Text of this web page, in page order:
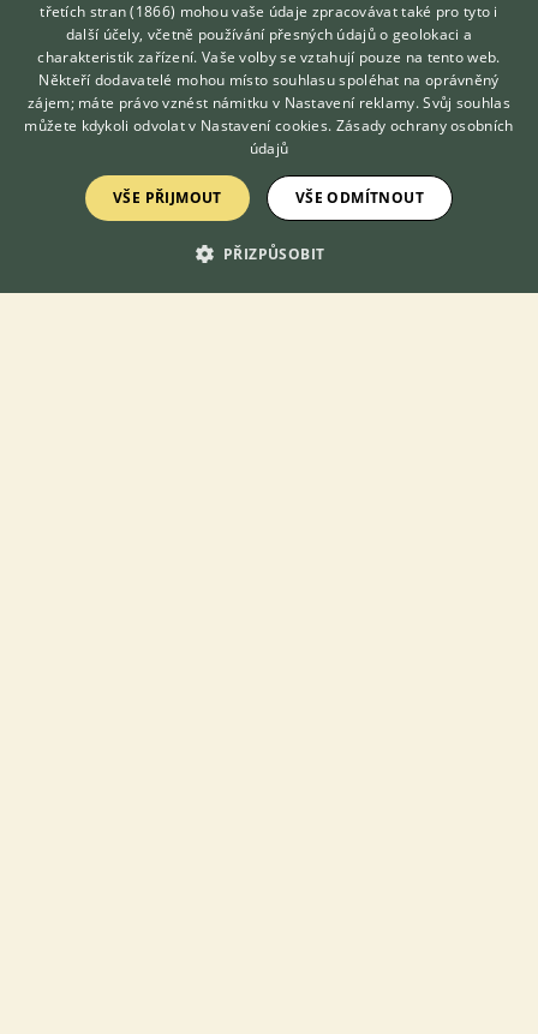
Papoušíček šedokřídlý chov
7 reakcí
8.9.2019 11:39
Rada – nic se nevylíhne
Míchanice
Prikrývanie klietky na noc
Hledáte zvířecího kamaráda?
Zdarma vám poradí
VETERINÁŘ ONLINE
KONZULTOVAT S
VETERINÁŘEM
třetích stran (1866) mohou vaše údaje zpracovávat také pro tyto i
další účely, včetně používání přesných údajů o geolokaci a
charakteristik zařízení. Vaše volby se vztahují pouze na tento web.
Někteří dodavatelé mohou místo souhlasu spoléhat na oprávněný
zájem; máte právo vznést námitku v Nastavení reklamy. Svůj souhlas
můžete kdykoli odvolat v Nastavení cookies. Zásady ochrany osobních
údajů
VŠE PŘIJMOUT VŠE ODMÍTNOUT
PŘIZPŮSOBIT